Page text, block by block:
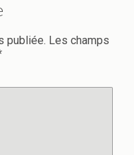
publiée. Les champs